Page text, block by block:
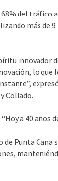
del tráfico
más de
innovador
lo que
Collado.
a 40 años
de Punta